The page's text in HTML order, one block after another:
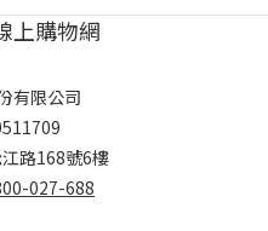
上購物網
有限公司
路168號6樓
027-688